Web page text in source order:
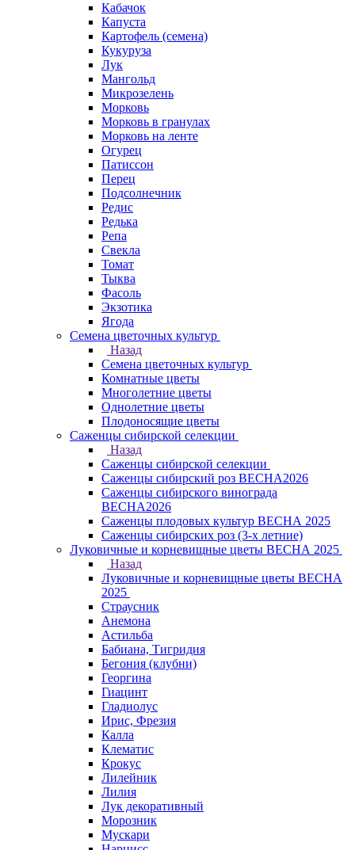
Кабачок
Капуста
Картофель (семена)
Кукуруза
Лук
Мангольд
Микрозелень
Морковь
Морковь в гранулах
Морковь на ленте
Огурец
Патиссон
Перец
Подсолнечник
Редис
Редька
Репа
Свекла
Томат
Тыква
Фасоль
Экзотика
Ягода
Семена цветочных культур
Назад
Семена цветочных культур
Комнатные цветы
Многолетние цветы
Однолетние цветы
Плодоносящие цветы
Саженцы сибирской селекции
Назад
Саженцы сибирской селекции
Саженцы сибирский роз ВЕСНА2026
Саженцы сибирского винограда
ВЕСНА2026
Саженцы плодовых культур ВЕСНА 2025
Саженцы сибирских роз (3-х летние)
Луковичные и корневищные цветы ВЕСНА 2025
Назад
Луковичные и корневищные цветы ВЕСНА
2025
Страусник
Анемона
Астильба
Бабиана, Тигридия
Бегония (клубни)
Георгина
Гиацинт
Гладиолус
Ирис, Фрезия
Калла
Клематис
Крокус
Лилейник
Лилия
Лук декоративный
Морозник
Мускари